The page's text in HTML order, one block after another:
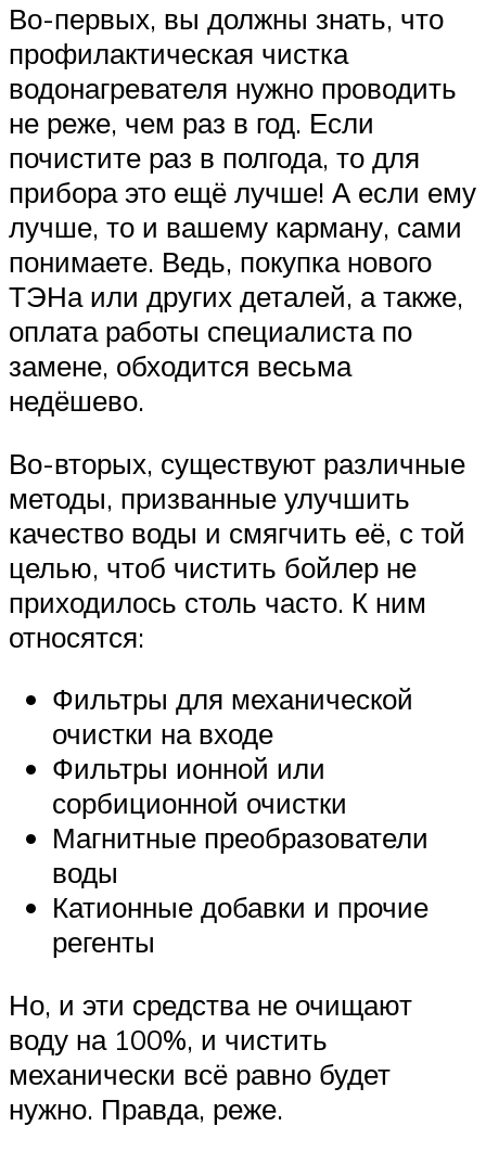
Во-первых, вы должны знать, что
профилактическая чистка
водонагревателя нужно проводить
не реже, чем раз в год. Если
почистите раз в полгода, то для
прибора это ещё лучше! А если ему
лучше, то и вашему карману, сами
понимаете. Ведь, покупка нового
ТЭНа или других деталей, а также,
оплата работы специалиста по
замене, обходится весьма
недёшево.
Во-вторых, существуют различные
методы, призванные улучшить
качество воды и смягчить её, с той
целью, чтоб чистить бойлер не
приходилось столь часто. К ним
относятся:
Фильтры для механической
очистки на входе
Фильтры ионной или
сорбиционной очистки
Магнитные преобразователи
воды
Катионные добавки и прочие
регенты
Но, и эти средства не очищают
воду на 100%, и чистить
механически всё равно будет
нужно. Правда, реже.